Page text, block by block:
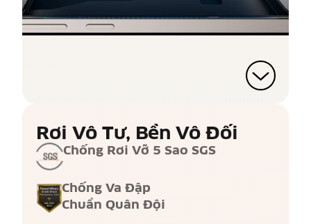
Rơi Vô Tư, Bền Vô Đối
Chống Rơi Vỡ 5 Sao SGS
Chống Va Đập
Chuẩn Quân Đội